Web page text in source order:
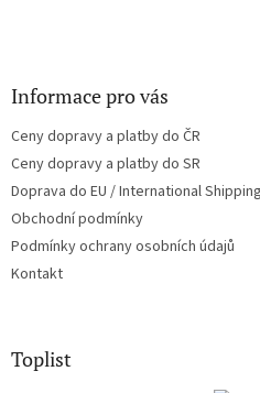
Informace pro vás
Ceny dopravy a platby do ČR
Ceny dopravy a platby do SR
Doprava do EU / International Shipping
Obchodní podmínky
Podmínky ochrany osobních údajů
Kontakt
Toplist